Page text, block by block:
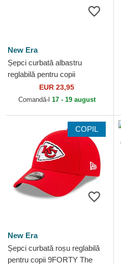
New Era
Șepci curbată albastru
reglabilă pentru copii
9FORTY The League de Los
Angeles Rams NFL de New
EUR 23,95
Comandă-l 17 - 19 august
COPIL
New Era
Șepci curbată roșu reglabilă
pentru copii 9FORTY The